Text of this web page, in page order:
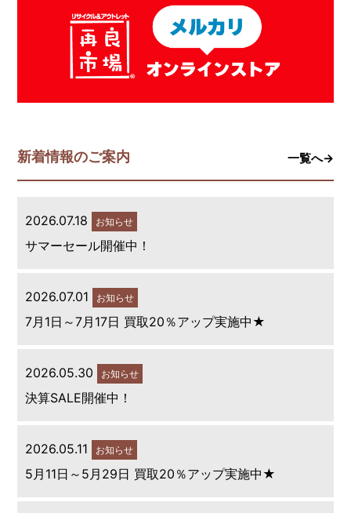
新着情報のご案内 一覧へ→
2026.07.18 お知らせ
サマーセール開催中！
2026.07.01 お知らせ
7月1日～7月17日 買取20％アップ実施中★
2026.05.30 お知らせ
決算SALE開催中！
2026.05.11 お知らせ
5月11日～5月29日 買取20％アップ実施中★